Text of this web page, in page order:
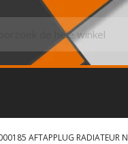
AFTAPPLUG RADIATEUR